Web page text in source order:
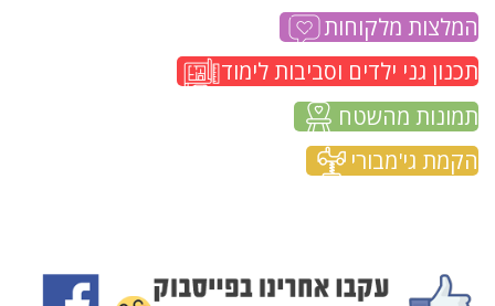
המלצות מלקוחות
תכנון גני ילדים וסביבות לימוד
תמונות מהשטח
הקמת גי'מבורי